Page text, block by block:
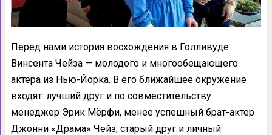
Перед нами история восхождения в Голливуде
Винсента Чейза — молодого и многообещающего
актера из Нью-Йорка. В его ближайшее окружение
входят: лучший друг и по совместительству
менеджер Эрик Мёрфи, менее успешный брат-актер
Джонни «Драма» Чейз, старый друг и личный